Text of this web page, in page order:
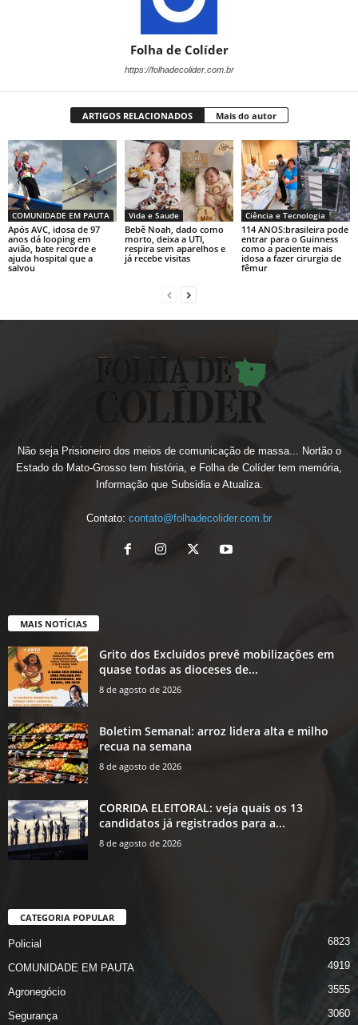
Folha de Colíder
https://folhadecolider.com.br
ARTIGOS RELACIONADOS Mais do autor
COMUNIDADE EM PAUTA
Após AVC, idosa de 97
anos dá looping em
avião, bate recorde e
ajuda hospital que a
salvou
Vida e Saude
Bebê Noah, dado como
morto, deixa a UTI,
respira sem aparelhos e
já recebe visitas
Ciência e Tecnologia
114 ANOS:brasileira pode
entrar para o Guinness
como a paciente mais
idosa a fazer cirurgia de
fêmur
Não seja Prisioneiro dos meios de comunicação de massa... Nortão o
Estado do Mato-Grosso tem história, e Folha de Colíder tem memória,
Informação que Subsidia e Atualiza.
Contato: contato@folhadecolider.com.br
MAIS NOTÍCIAS
Grito dos Excluídos prevê mobilizações em
quase todas as dioceses de...
8 de agosto de 2026
Boletim Semanal: arroz lidera alta e milho
recua na semana
8 de agosto de 2026
CORRIDA ELEITORAL: veja quais os 13
candidatos já registrados para a...
8 de agosto de 2026
CATEGORIA POPULAR
Policial 6823
COMUNIDADE EM PAUTA 4919
Agronegócio 3555
Segurança 3060